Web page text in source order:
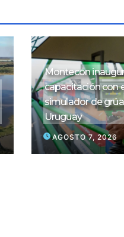
Montecon
capacitación con
simulador de
Uruguay
AGOSTO 7, 2026